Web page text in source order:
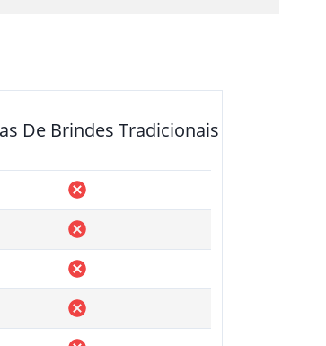
De Brindes Tradicionais